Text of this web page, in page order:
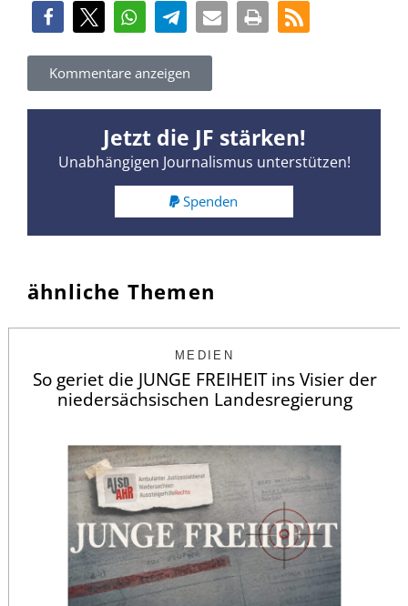
Kommentare anzeigen
Jetzt die JF stärken!
Unabhängigen Journalismus unterstützen!
Spenden
ähnliche Themen
MEDIEN
So geriet die JUNGE FREIHEIT ins Visier der
niedersächsischen Landesregierung